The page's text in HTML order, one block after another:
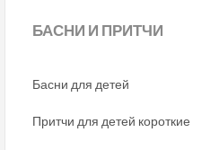
БАСНИ И ПРИТЧИ
Басни для детей
Притчи для детей короткие